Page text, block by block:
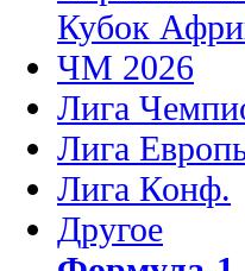
Кубок
ЧМ 2026
Лига
Лига
Лига Конф.
Другое